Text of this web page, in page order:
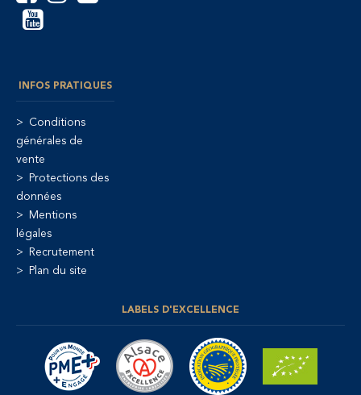
INFOS PRATIQUES
Conditions
générales de
vente
Protections des
données
Mentions
légales
Recrutement
Plan du site
LABELS D'EXCELLENCE